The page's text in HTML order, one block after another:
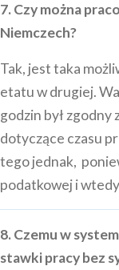
7. Czy można
Niemczech?
Tak, jest taka
etatu w drugiej.
godzin był zgodny
dotyczące czasu
tego jednak,
podatkowej i
8. Czemu w
stawki pracy bez